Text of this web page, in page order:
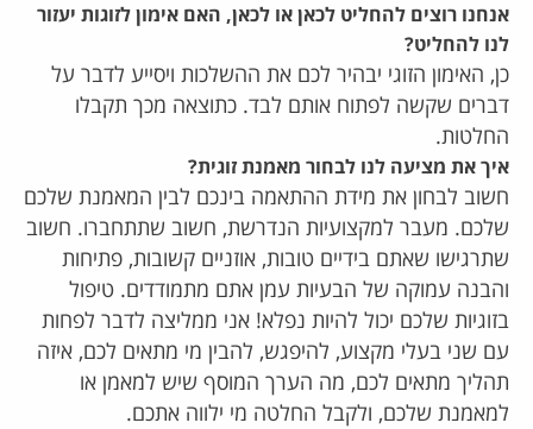
אנחנו רוצים להחליט לכאן או לכאן, האם אימון לזוגות יעזור
לנו להחליט?
כן, האימון הזוגי יבהיר לכם את ההשלכות ויסייע לדבר על
דברים שקשה לפתוח אותם לבד. כתוצאה מכך תקבלו
החלטות.
איך את מציעה לנו לבחור מאמנת זוגית?
חשוב לבחון את מידת ההתאמה בינכם לבין המאמנת שלכם
שלכם. מעבר למקצועיות הנדרשת, חשוב שתתחברו. חשוב
שתרגישו שאתם בידיים טובות, אוזניים קשובות, פתיחות
והבנה עמוקה של הבעיות עמן אתם מתמודדים. טיפול
בזוגיות שלכם יכול להיות נפלא! אני ממליצה לדבר לפחות
עם שני בעלי מקצוע, להיפגש, להבין מי מתאים לכם, איזה
תהליך מתאים לכם, מה הערך המוסף שיש למאמן או
למאמנת שלכם, ולקבל החלטה מי ילווה אתכם.